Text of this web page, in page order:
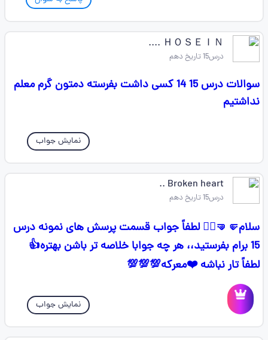
ＨＯＳＥＩＮ ....
درس15 تاریخ دهم
سوالات درس 15 14 کسی داشت بفرسته دمتون گرم معلم
نداشتیم
نمایش جواب
Broken heart ..
درس15 تاریخ دهم
سلام🤛🤜❤️‍🔥 لطفاً جواب قسمت پرسش های نمونه درس
15 برام بفرستید،، هر چه جوابا خلاصه تر باشن بهتره👍
لطفاً تار نباشه ❤️معرکه💯💯💯
نمایش جواب